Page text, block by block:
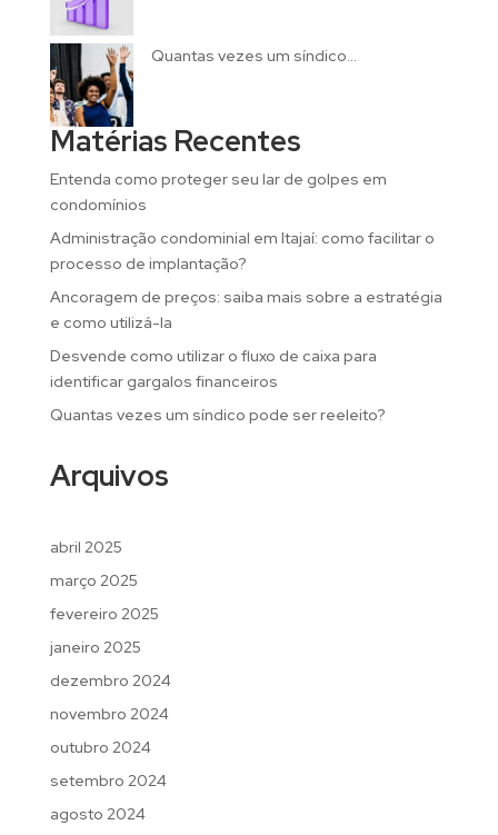
Quantas vezes um síndico...
Matérias Recentes
Entenda como proteger seu lar de golpes em
condomínios
Administração condominial em Itajaí: como facilitar o
processo de implantação?
Ancoragem de preços: saiba mais sobre a estratégia
e como utilizá-la
Desvende como utilizar o fluxo de caixa para
identificar gargalos financeiros
Quantas vezes um síndico pode ser reeleito?
Arquivos
abril 2025
março 2025
fevereiro 2025
janeiro 2025
dezembro 2024
novembro 2024
outubro 2024
setembro 2024
agosto 2024